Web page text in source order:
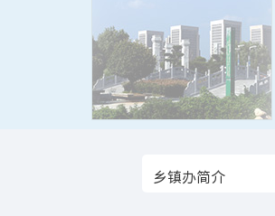
县（市）志
其他志书
乡镇办简介